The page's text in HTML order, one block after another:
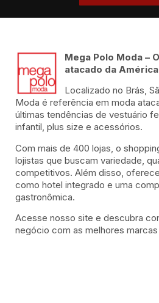
Mega Polo Moda –
atacado da
Localizado no Brás,
Moda é referência em moda
últimas tendências de vestuário
infantil, plus size e acessórios.
Com mais de 400 lojas, o
lojistas que buscam variedade,
competitivos. Além disso,
como hotel integrado e uma
gastronômica.
Acesse nosso site e descubra
negócio com as melhores